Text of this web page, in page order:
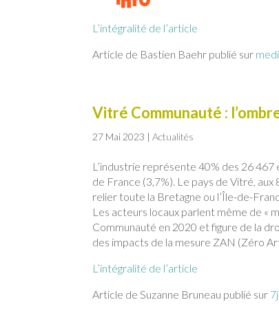
L’intégralité de l’article
Article de Bastien Baehr publié sur
Vitré Communauté :
27 Mai 2023 |Actualités
L’industrie représente 40% des 26 467
de France (3,7%). Le pays de Vitré,
relier toute la Bretagne ou l’Île-de-
Les acteurs locaux parlent même de «
Communauté en 2020 et figure de la
des impacts de la mesure ZAN (Zéro
L’intégralité de l’article
Article de Suzanne Bruneau publié sur